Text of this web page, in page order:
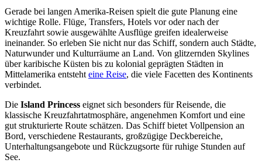
Gerade bei langen Amerika-Reisen spielt die gute Planung eine
wichtige Rolle. Flüge, Transfers, Hotels vor oder nach der
Kreuzfahrt sowie ausgewählte Ausflüge greifen idealerweise
ineinander. So erleben Sie nicht nur das Schiff, sondern auch Städte,
Naturwunder und Kulturräume an Land. Von glitzernden Skylines
über karibische Küsten bis zu kolonial geprägten Städten in
Mittelamerika entstehteine Reise, die viele Facetten des Kontinents
verbindet.
Die Island Princess eignet sich besonders für Reisende, die
klassische Kreuzfahrtatmosphäre, angenehmen Komfort und eine
gut strukturierte Route schätzen. Das Schiff bietet Vollpension an
Bord, verschiedene Restaurants, großzügige Deckbereiche,
Unterhaltungsangebote und Rückzugsorte für ruhige Stunden auf
See.